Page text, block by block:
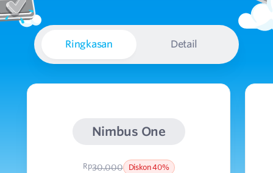
Ringkasan Detail
Nimbus One
Rp30.000 Diskon 40%